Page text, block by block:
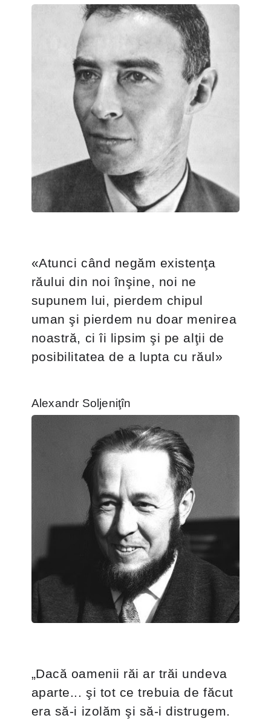
«Atunci când negăm existenţa
răului din noi înşine, noi ne
supunem lui, pierdem chipul
uman şi pierdem nu doar menirea
noastră, ci îi lipsim şi pe alţii de
posibilitatea de a lupta cu răul»
Alexandr Soljeniţîn
„Dacă oamenii răi ar trăi undeva
aparte... şi tot ce trebuia de făcut
era să-i izolăm şi să-i distrugem.